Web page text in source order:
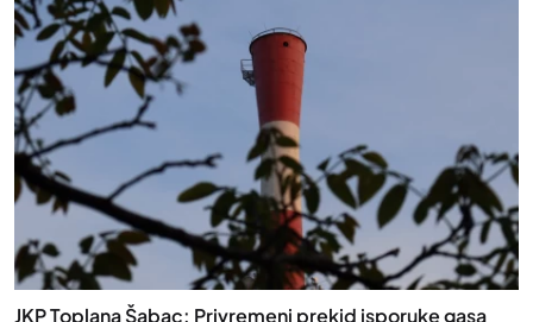
JKP Toplana Šabac: Privremeni prekid isporuke gasa